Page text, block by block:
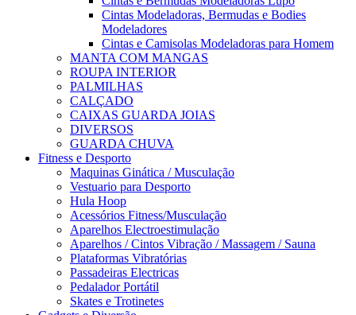
Cintas Modeladoras, Bermudas e Bodies
Modeladores
Cintas e Camisolas Modeladoras para Homem
MANTA COM MANGAS
ROUPA INTERIOR
PALMILHAS
CALÇADO
CAIXAS GUARDA JOIAS
DIVERSOS
GUARDA CHUVA
Fitness e Desporto
Maquinas Ginática / Musculação
Vestuario para Desporto
Hula Hoop
Acessórios Fitness/Musculação
Aparelhos Electroestimulação
Aparelhos / Cintos Vibração / Massagem / Sauna
Plataformas Vibratórias
Passadeiras Electricas
Pedalador Portátil
Skates e Trotinetes